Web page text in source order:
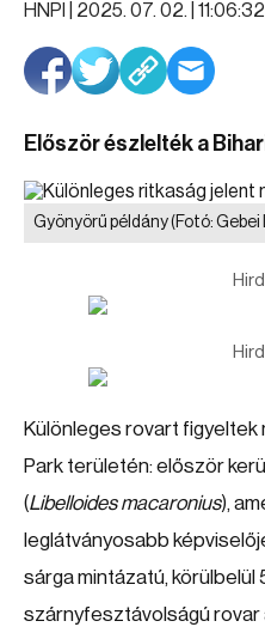
HNPI | 2025. 07. 02. | 11:06:32
Először észlelték a
Gyönyörű példány(Fotó: Gebei
Különleges rovart figyeltek
Park területén: először
(Libelloides macaronius),
leglátványosabb
sárga mintázatú,
szárnyfesztávolságú